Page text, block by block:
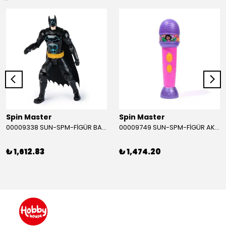
Spin Master
00009338 SUN-SPM-FİGÜR BATMAN NİNJA STRIKE 30 CM. EXC.
₺ 1,612.83
Spin Master
00009749 SUN-SPM-FİGÜR AKS. DORA MİKROFON YAĞMUR ORMANI RİTMİ (DORA) SESLİ
₺ 1,474.20